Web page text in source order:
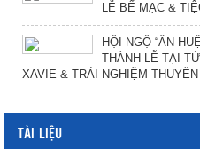
LỄ BẾ MẠC &
HỘI NGỘ “ÂN
THÁNH LỄ TẠI
XAVIE & TRẢI NGHIỆM
TÀI LIỆU